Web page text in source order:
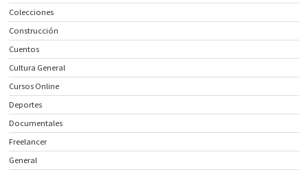
Colecciones
Construcción
Cuentos
Cultura General
Cursos Online
Deportes
Documentales
Freelancer
General